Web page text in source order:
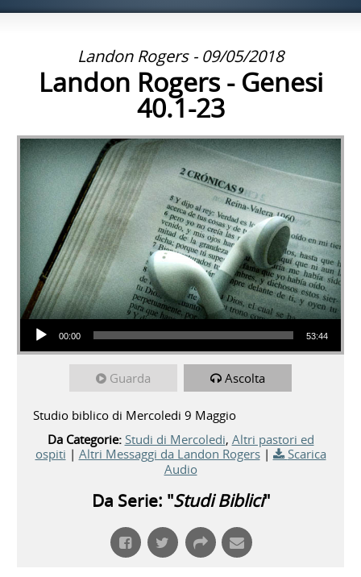
Landon Rogers - 09/05/2018
Landon Rogers - Genesi
40.1-23
Audio Player
00:00 53:44
Guarda Ascolta
Studio biblico di Mercoledi 9 Maggio
Da Categorie: Studi di Mercoledi, Altri pastori ed
ospiti | Altri Messaggi da Landon Rogers|
Scarica
Audio
Da Serie: "Studi Biblici"